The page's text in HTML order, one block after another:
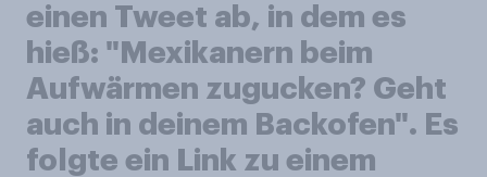
einen Tweet ab, in dem es
hieß: "Mexikanern beim
Aufwärmen zugucken? Geht
auch in deinem Backofen". Es
folgte ein Link zu einem